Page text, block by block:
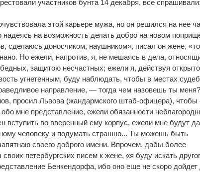
участников бунта 14 декабря, все
этой карьере мужа, но он решился на нее
на возможность делать добро на новом
сделаюсь доносчиком, наушником», писал он жене,
Но ежели, напротив, я, не мешаясь в дела,
защитою несчастных; ежели я, действуя
угнетенным, буду наблюдать, чтобы в местах
направление, — тогда чем назовешь ты
просил Львова (жандармского штаб-офицера), чтобы
мне представление, ежели обязанности
вступить во вверенный ему корпус, ежели мне будут
человеку и подумать страшно... Ты можешь быть
своего доброго имени. Впрочем, дабы более
петербургских писем к жене, «я буду искать
Бенкендорфа, ибо оно еще не скоро дойдет